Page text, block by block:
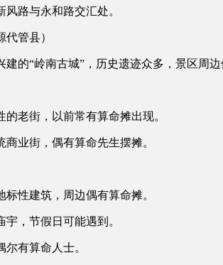
路与永和路交汇处。
管县）
的“岭南古城”，历史遗迹众多，景区周
老街，以前常有算命摊出现。
商业街，偶有算命先生摆摊。
性建筑，周边偶有算命摊。
，节假日可能遇到。
有算命人士。